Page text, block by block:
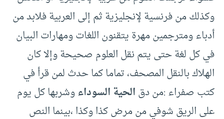
وكذلك من فرنسية لإنجليزية ثم إلى العربية فلابد من
أدباء ومترجمين مهرة يتقنون اللغات ومهارات البيان
في كل لغة حتى يتم نقل العلوم صحيحة وإلا كان
الهلاك بالنقل المصحف، تماما كما حدث لمن قرأ في
كتب صفراء :من دقالحية السوداءوشربها كل يوم
على الريق شوفي من مرض كذا وكذا ،بينما النص